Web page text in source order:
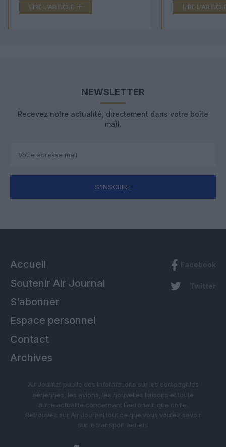
LIRE L'ARTICLE LIRE
NEWSLETTER
Recevez notre actualité, directement dans votre boîte
mail.
S'INSCRIRE
Accueil
Soutenir Air Journal
S’abonner
Espace personnel
Contact
Archives